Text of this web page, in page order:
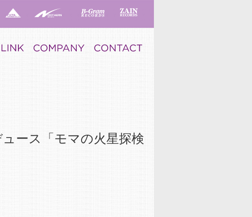
ース「モマの火星探検